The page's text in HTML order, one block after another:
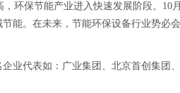
保节能产业进入快速发展阶段。10
能。在未来，节能环保设备行业势必
代表如：广业集团、北京首创集团